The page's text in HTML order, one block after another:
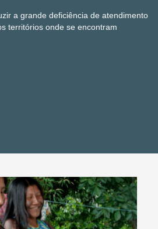
a grande deficiência de atendimento
territórios onde se encontram